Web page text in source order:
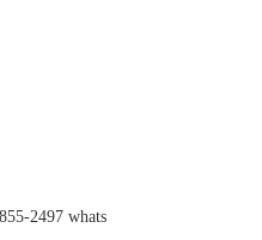
2497 whats